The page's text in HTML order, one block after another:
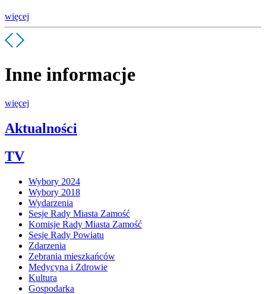
więcej
Inne informacje
więcej
Aktualności
TV
Wybory 2024
Wybory 2018
Wydarzenia
Sesje Rady Miasta Zamość
Komisje Rady Miasta Zamość
Sesje Rady Powiatu
Zdarzenia
Zebrania mieszkańców
Medycyna i Zdrowie
Kultura
Gospodarka